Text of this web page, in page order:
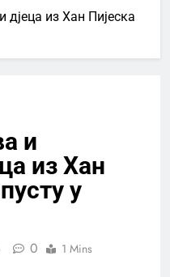
дјеца из Хан Пијеска
и
из Хан
у
0 1 Mins